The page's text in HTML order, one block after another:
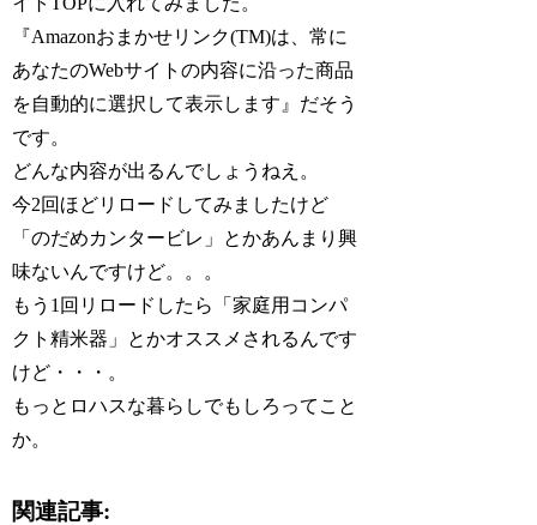
『Amazonおまかせリンク(TM)は、常に
あなたのWebサイトの内容に沿った商品
を自動的に選択して表示します』だそう
です。
どんな内容が出るんでしょうねえ。
今2回ほどリロードしてみましたけど
「のだめカンタービレ」とかあんまり興
味ないんですけど。。。
もう1回リロードしたら「家庭用コンパ
クト精米器」とかオススメされるんです
けど・・・。
もっとロハスな暮らしでもしろってこと
か。
関連記事: